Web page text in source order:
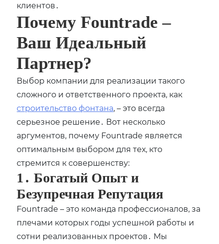
клиентов․
Почему Fountrade –
Ваш Идеальный
Партнер?
Выбор компании для реализации такого
сложного и ответственного проекта, как
строительство фонтана, – это всегда
серьезное решение․ Вот несколько
аргументов, почему Fountrade является
оптимальным выбором для тех, кто
стремится к совершенству:
1․ Богатый Опыт и
Безупречная Репутация
Fountrade – это команда профессионалов, за
плечами которых годы успешной работы и
сотни реализованных проектов․ Мы